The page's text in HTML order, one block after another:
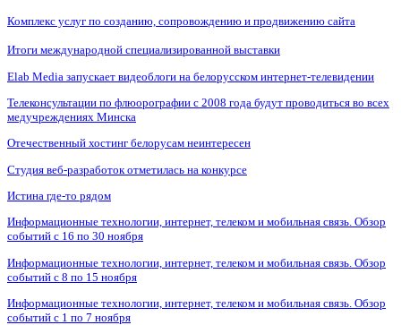
Комплекс услуг по созданию, сопровождению и продвижению сайта
Итоги международной специализированной выставки
Elab Media запускает видеоблоги на белорусском интернет-телевидении
Телеконсультации по флюорографии с 2008 года будут проводиться во всех
медучреждениях Минска
Отечественный хостинг белорусам неинтересен
Студия веб-разработок отметилась на конкурсе
Истина где-то рядом
Информационные технологии, интернет, телеком и мобильная связь. Обзор
событий с 16 по 30 ноября
Информационные технологии, интернет, телеком и мобильная связь. Обзор
событий с 8 по 15 ноября
Информационные технологии, интернет, телеком и мобильная связь. Обзор
событий с 1 по 7 ноября